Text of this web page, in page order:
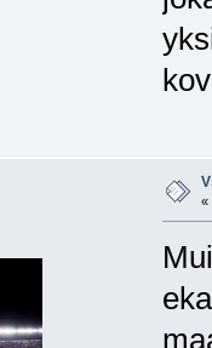
«